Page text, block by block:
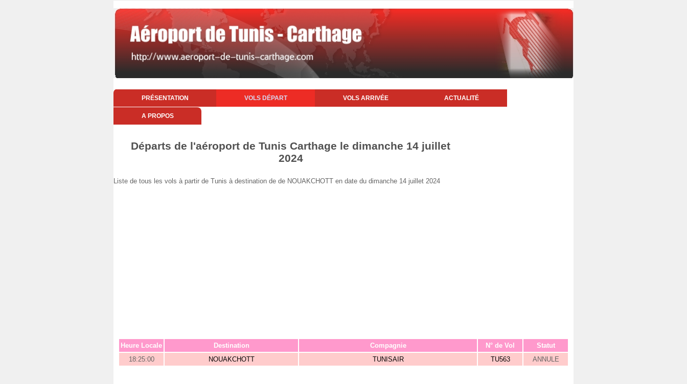
PRÉSENTATION VOLS DÉPART VOLS ARRIVÉE ACTUALITÉ
A PROPOS
Départs de l'aéroport de Tunis Carthage le dimanche 14 juillet
2024
Liste de tous les vols à partir de Tunis à destination de de NOUAKCHOTT en date du dimanche 14 juillet 2024
Heure Locale Destination Compagnie N° de Vol
Statut
18:25:00
NOUAKCHOTT TUNISAIR TU563 ANNULE